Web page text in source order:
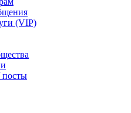
(VIP)
посты